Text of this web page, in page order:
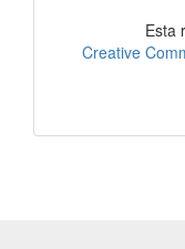
Esta
Creative